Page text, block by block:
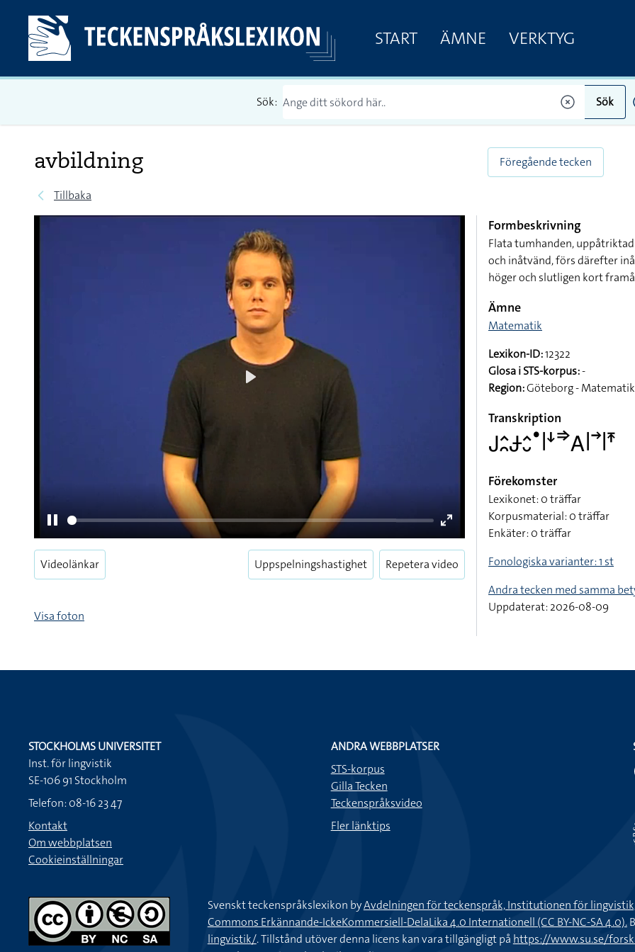
START ÄMNE VERKTYG
Sök: Sök
avbildning
Tillbaka
Föregående tecken
fullscreen
Videolänkar Uppspelningshastighet Repetera video
Visa foton
Formbeskrivning
Flata tumhanden,
och inåtvänd, förs därefter
höger och slutligen kort
Ämne
Matematik
Lexikon-ID:12322
Glosa i STS-korpus:-
Region:Göteborg - Matematik
Transkription
􌤢􌤵􌥘􌥂􌤵􌤷􌤟􌥼􌦄􌦆􌤤􌥼􌥣􌥼􌥵
Förekomster
Lexikonet: 0 träffar
Korpusmaterial: 0 träffar
Enkäter: 0 träffar
Fonologiska varianter: 1 st
Andra tecken med samma
Uppdaterat: 2026-08-09
STOCKHOLMS UNIVERSITET
Inst. för lingvistik
SE-106 91 Stockholm
Telefon: 08-16 23 47
Kontakt
Om webbplatsen
Cookieinställningar
ANDRA WEBBPLATSER
STS-korpus
Gilla Tecken
Teckenspråksvideo
Fler länktips
Svenskt teckenspråkslexikon byAvdelningen för teckenspråk, Institutionen för
Commons Erkännande-IckeKommersiell-DelaLika 4.0 Internationell (CC BY-NC-SA 4.0).
lingvistik/. Tillstånd utöver denna licens kan vara tillgängligt på https://www.su.se/